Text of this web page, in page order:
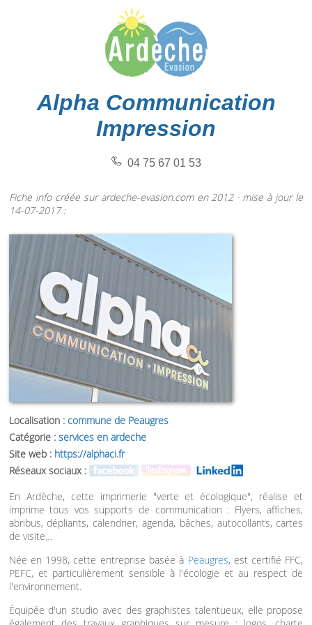
Alpha Communication
Impression
04 75 67 01 53
Fiche info créée sur ardeche-evasion.com en 2012 · mise à jour le
14-07-2017 :
Localisation : commune de Peaugres
Catégorie : services en ardeche
Site web : https://alphaci.fr
Réseaux sociaux :
En Ardèche, cette imprimerie "verte et écologique", réalise et
imprime tous vos supports de communication : Flyers, affiches,
abribus, dépliants, calendrier, agenda, bâches, autocollants, cartes
de visite…
Née en 1998, cette entreprise basée à Peaugres, est certifié FFC,
PEFC, et particulièrement sensible à l'écologie et au respect de
l'environnement.
Équipée d'un studio avec des graphistes talentueux, elle propose